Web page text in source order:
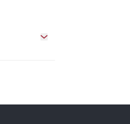
Open drawer Membres